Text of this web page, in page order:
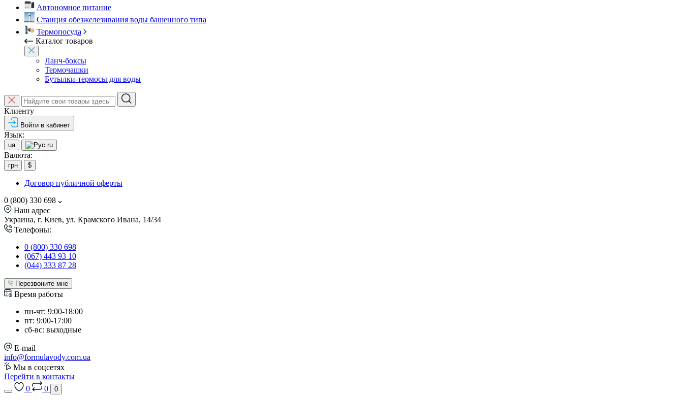
Автономное питание
Станция обезжелезивания воды башенного типа
Термопосуда
Каталог товаров
Ланч-боксы
Термочашки
Бутылки-термосы для воды
Клиенту
Войти в кабинет
Язык:
ua ru
Валюта:
грн $
Договор публичной оферты
0 (800) 330 698
Наш адрес
Украина, г. Киев, ул. Крамского Ивана, 14/34
Телефоны:
0 (800) 330 698
(067) 443 93 10
(044) 333 87 28
Перезвоните мне
Время работы
пн-чт: 9:00-18:00
пт: 9:00-17:00
сб-вс: выходные
E-mail
info@formulavody.com.ua
Мы в соцсетях
Перейти в контакты
0
0 0